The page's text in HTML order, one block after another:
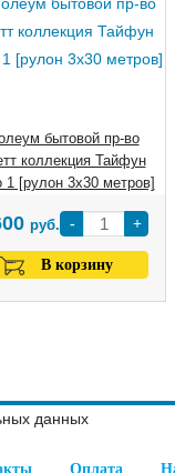
бытовой пр-во
коллекция Тайфун
1 [рулон 3х30 метров]
- +
руб.
В корзину
Оплата
данных